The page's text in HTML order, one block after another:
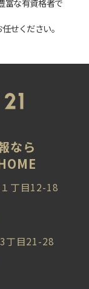
富な有資格者で
せください。
なら
丁目12-18
丁目21-28